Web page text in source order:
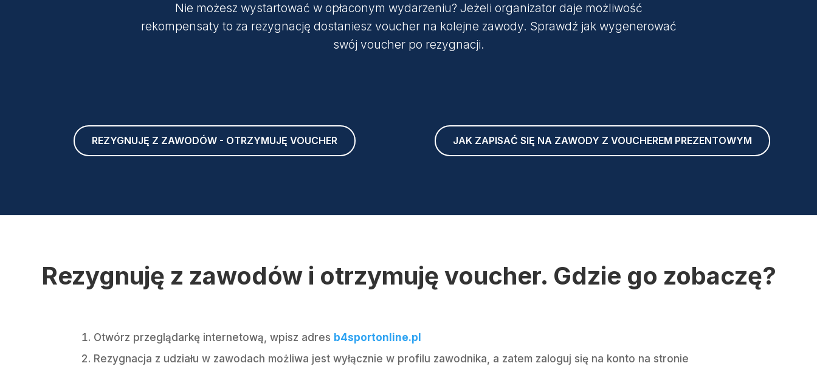
Nie możesz wystartować w opłaconym wydarzeniu? Jeżeli organizator daje możliwość
rekompensaty to za rezygnację dostaniesz voucher na kolejne zawody. Sprawdź jak wygenerować
swój voucher po rezygnacji.
REZYGNUJĘ Z ZAWODÓW - OTRZYMUJĘ VOUCHER JAK ZAPISAĆ SIĘ NA ZAWODY Z VOUCHEREM PREZENTOWYM
Rezygnuję z zawodów i otrzymuję voucher. Gdzie go zobaczę?
Otwórz przeglądarkę internetową, wpisz adres b4sportonline.pl
Rezygnacja z udziału w zawodach możliwa jest wyłącznie w profilu zawodnika, a zatem zaloguj się na konto na stronie